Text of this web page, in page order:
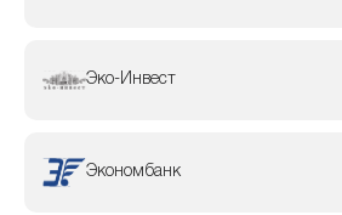
Эко-Инвест
Экономбанк